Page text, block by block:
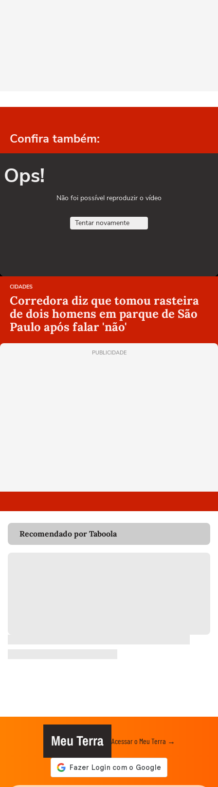
Confira também:
Ops!
Não foi possível reproduzir o vídeo
Tentar novamente
CIDADES
Corredora diz que tomou rasteira
de dois homens em parque de São
Paulo após falar 'não'
PUBLICIDADE
Recomendado por Taboola
Meu Terra Acessar o Meu Terra →